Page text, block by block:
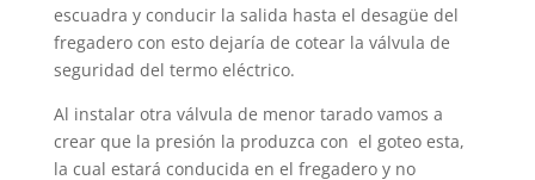
escuadra y conducir la salida hasta el desagüe del
fregadero con esto dejaría de cotear la válvula de
seguridad del termo eléctrico.
Al instalar otra válvula de menor tarado vamos a
crear que la presión la produzca con el goteo esta,
la cual estará conducida en el fregadero y no